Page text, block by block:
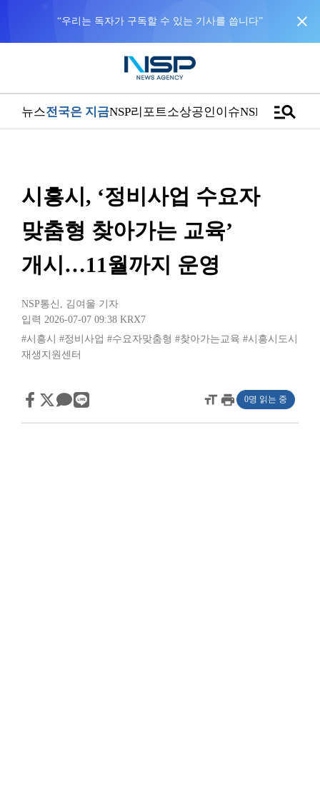
“우리는 독자가 구독할 수 있는 기사를 씁니다” close
뉴스전국은 지금NSP리포트소상공인이슈NSPTVmanage_search
시흥시, ‘정비사업 수요자
맞춤형 찾아가는 교육’
개시…11월까지 운영
NSP통신 , 김여울 기자
입력 2026-07-07 09:38 KRX7
#시흥시
#정비사업 #수요자맞춤형 #찾아가는교육 #시흥시도시
재생지원센터
format_sizeprint 0명 읽는 중